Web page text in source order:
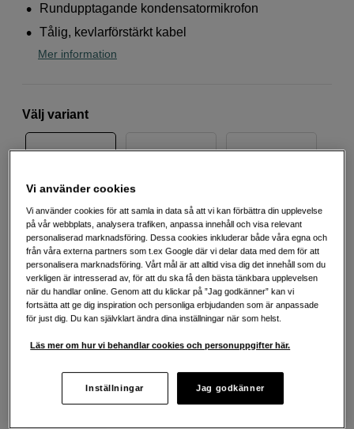
Rundupptagande kondensatormikrofon
Tålig, kevlarförstärkt kabel
Mer information
Välj variant
Outdoor Kit
Vit
Lägg i kundvagn
Vi använder cookies
Vi använder cookies för att samla in data så att vi kan förbättra din upplevelse
på vår webbplats, analysera trafiken, anpassa innehåll och visa relevant
personaliserad marknadsföring. Dessa cookies inkluderar både våra egna och
från våra externa partners som t.ex Google där vi delar data med dem för att
personalisera marknadsföring. Vårt mål är att alltid visa dig det innehåll som du
verkligen är intresserad av, för att du ska få den bästa tänkbara upplevelsen
när du handlar online. Genom att du klickar på ”Jag godkänner” kan vi
fortsätta att ge dig inspiration och personliga erbjudanden som är anpassade
för just dig. Du kan självklart ändra dina inställningar när som helst.
Läs mer om hur vi behandlar cookies och personuppgifter här.
Inställningar Jag godkänner